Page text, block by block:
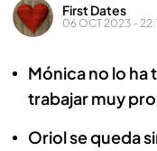
First Dates
06 OCT 2023 -
Mónica no lo ha
trabajar muy
Oriol se queda